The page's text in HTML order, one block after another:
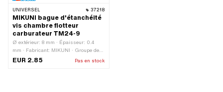
UNIVERSEL 37218
MIKUNI bague d'étanchéité
vis chambre flotteur
carburateur TM24-9
Ø extérieur: 8 mm · Épaisseur: 0.4
mm · Fabricant: MIKUNI · Groupe de
composants carburateur: Etancher,
EUR 2.85 Pas en stock